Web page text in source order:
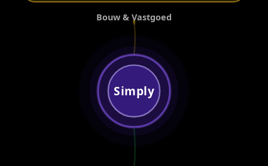
Bouw & Vastgoed
Simply